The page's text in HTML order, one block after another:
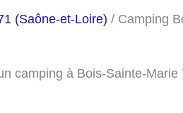
(Saône-et-Loire) / Camping
camping à Bois-Sainte-Marie